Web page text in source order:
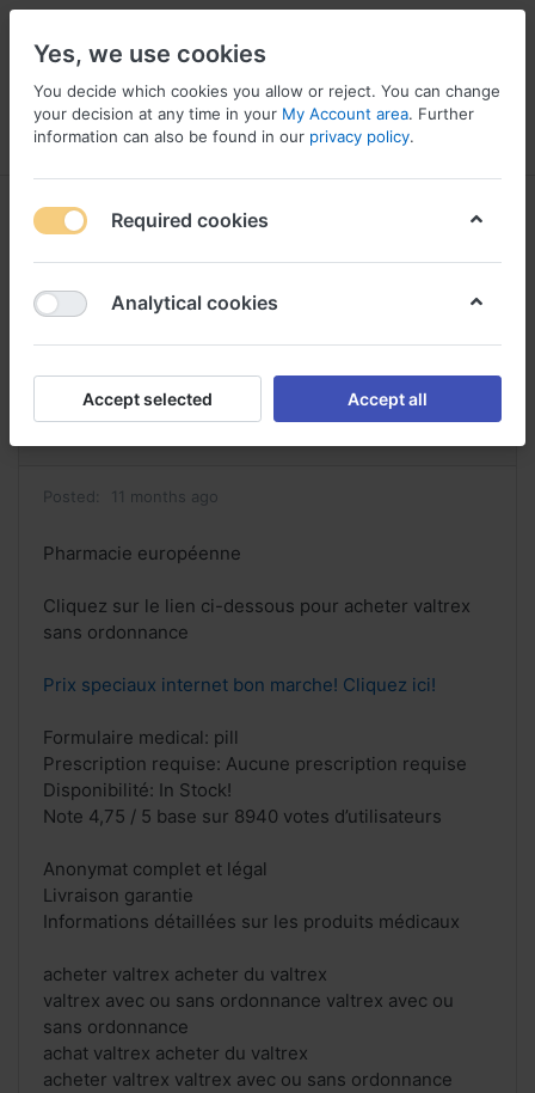
Menu Log in Compare Wishlist
acheter du valtrex achat valtrex
Reply
Posted: 11 months ago
Pharmacie européenne
Cliquez sur le lien ci-dessous pour acheter valtrex
sans ordonnance
Prix speciaux internet bon marche! Cliquez ici!
Formulaire medical: pill
Prescription requise: Aucune prescription requise
Disponibilité: In Stock!
Note 4,75 / 5 base sur 8940 votes d’utilisateurs
Anonymat complet et légal
Livraison garantie
Informations détaillées sur les produits médicaux
acheter valtrex acheter du valtrex
valtrex avec ou sans ordonnance valtrex avec ou
sans ordonnance
achat valtrex acheter du valtrex
acheter valtrex valtrex avec ou sans ordonnance
Yes, we use cookies
You decide which cookies you allow or reject. You can change
your decision at any time in your My Account area. Further
information can also be found in our privacy policy.
Required cookies
Analytical cookies
Accept selected Accept all